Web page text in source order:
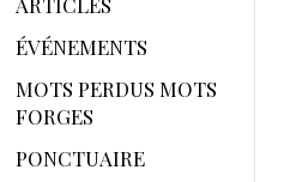
ÉVÉNEMENTS
MOTS PERDUS MOTS
FORGES
PONCTUAIRE